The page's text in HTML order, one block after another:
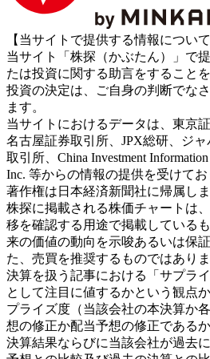
【当サイトで提供する情報について
当サイト「株探（かぶたん）」で
たは投資に関する助言をすること
投資の決定は、ご自身の判断でな
ます。
当サイトにおけるデータは、東京
名古屋証券取引所、JPX総研、ジ
取引所、China Investment
Inc. 等からの情報の提供を受けて
著作権は日本経済新聞社に帰属しま
株探に掲載される株価チャートは
移を確認する用途で掲載している
来の価値の動向を示唆あるいは保
た、売買を推奨するものではありま
決算を扱う記事における「サプラ
として注目に値するかという観点
プライズ度（当該会社の本決算か
想の修正か配当予想の修正である
決算結果ならびに当該会社が過去